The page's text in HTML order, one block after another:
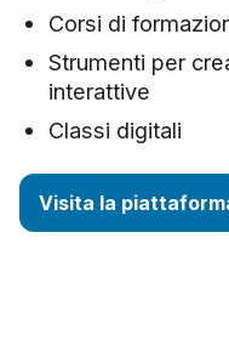
Corsi di
Strumenti per
interattive
Classi digitali
Visita la